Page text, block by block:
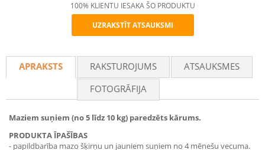
Recommend
100% KLIENTU IESAKA ŠO PRODUKTU
UZRAKSTĪT ATSAUKSMI
APRAKSTS RAKSTUROJUMS
ATSAUKSMES
FOTOGRĀFIJA
Maziem suņiem (no 5 līdz 10 kg) paredzēts kārums.
PRODUKTA ĪPAŠĪBAS
- papildbarība mazo šķirņu un jauniem suņiem no 4 mēnešu vecuma.